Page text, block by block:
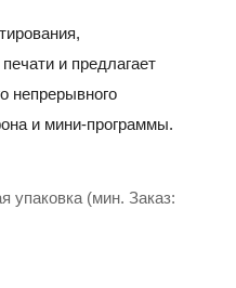
и предлагает
непрерывного
и мини-программы.
упаковка (мин. Заказ: